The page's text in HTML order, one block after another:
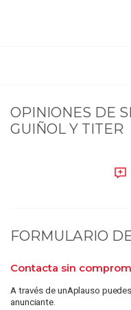
OPINIONES DE
GUIÑOL Y TITER
FORMULARIO
Contacta sin
A través de unAplauso
anunciante.